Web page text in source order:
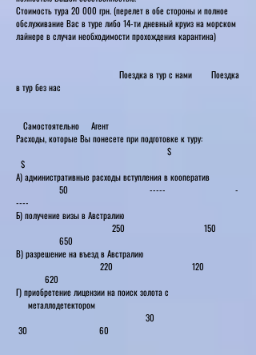
Стоимость тура 20 000 грн. (перелет в обе стороны и полное
обслуживание Вас в туре либо 14-ти дневный круиз на морском
лайнере в случаи необходимости прохождения карантина)
Поездка в тур с нами Поездка
в тур без нас
Самостоятельно Агент
Расходы, которые Вы понесете при подготовке к туру:
$
$
А) административные расходы вступления в кооператив
50 ----- -
----
Б) получение визы в Австралию
250 150
650
В) разрешение на въезд в Австралию
220 120
620
Г) приобретение лицензии на поиск золота с
металлодетектором
30
30 60